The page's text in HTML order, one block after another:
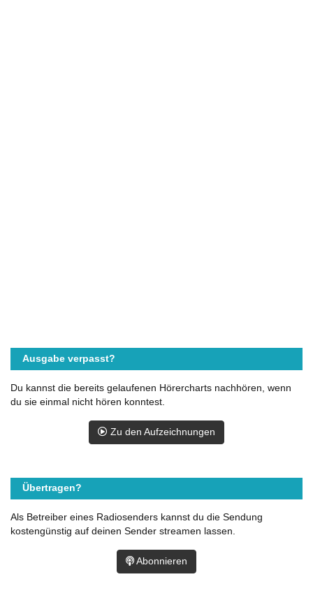
Ausgabe verpasst?
Du kannst die bereits gelaufenen Hörercharts nachhören, wenn
du sie einmal nicht hören konntest.
Zu den Aufzeichnungen
Übertragen?
Als Betreiber eines Radiosenders kannst du die Sendung
kostengünstig auf deinen Sender streamen lassen.
Abonnieren